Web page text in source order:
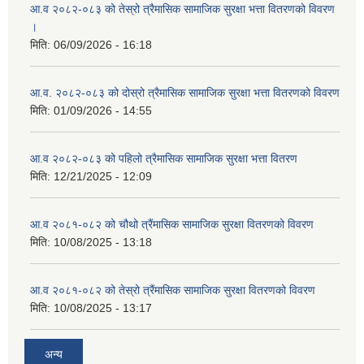
आ.व २०८२-०८३ को तेस्रो त्रैमासिक सामाजिक सुरक्षा भत्ता वितरणको विवरण
।
मिति: 06/09/2026 - 16:18
आ.व. २०८२-०८३ को दोस्रो त्रैमासिक सामाजिक सुरक्षा भत्ता वितरणको विवरण
मिति: 01/09/2026 - 14:55
आ.व २०८२-०८३ को पहिलो त्रैमासिक सामाजिक सुरक्षा भत्ता वितरण
मिति: 12/21/2025 - 12:09
आ.व २०८१-०८२ को चौथो त्रैंमासिक सामाजिक सुरक्षा वितरणको विवरण
मिति: 10/08/2025 - 13:18
आ.व २०८१-०८२ को तेस्रो त्रैंमासिक सामाजिक सुरक्षा वितरणको विवरण
मिति: 10/08/2025 - 13:17
अन्य